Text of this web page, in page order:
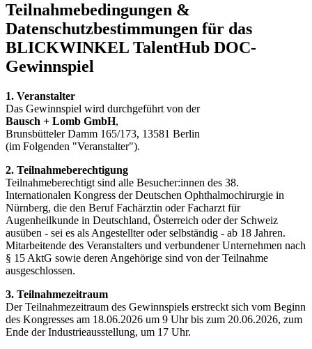
Teilnahmebedingungen &
Datenschutzbestimmungen für das
BLICKWINKEL TalentHub DOC-
Gewinnspiel
1. Veranstalter
Das Gewinnspiel wird durchgeführt von der
Bausch + Lomb GmbH,
Brunsbütteler Damm 165/173, 13581 Berlin
(im Folgenden "Veranstalter").
2. Teilnahmeberechtigung
Teilnahmeberechtigt sind alle Besucher:innen des 38.
Internationalen Kongress der Deutschen Ophthalmochirurgie in
Nürnberg, die den Beruf Fachärztin oder Facharzt für
Augenheilkunde in Deutschland, Österreich oder der Schweiz
ausüben - sei es als Angestellter oder selbständig - ab 18 Jahren.
Mitarbeitende des Veranstalters und verbundener Unternehmen nach
§ 15 AktG sowie deren Angehörige sind von der Teilnahme
ausgeschlossen.
3. Teilnahmezeitraum
Der Teilnahmezeitraum des Gewinnspiels erstreckt sich vom Beginn
des Kongresses am 18.06.2026 um 9 Uhr bis zum 20.06.2026, zum
Ende der Industrieausstellung, um 17 Uhr.